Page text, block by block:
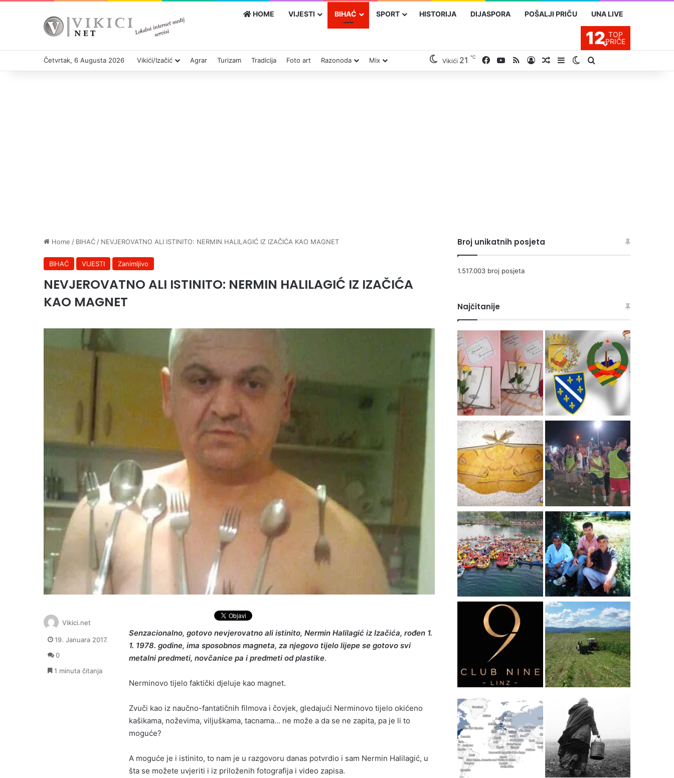
HOME VIJESTI BIHAĆ SPORT HISTORIJA DIJASPORA POŠALJI PRIČU UNA LIVE
12 TOP
PRIČE
Četvrtak, 6 Augusta 2026 Vikići/Izačić Agrar Turizam Tradicija Foto art Razonoda Mix Vikići 21 ℃ Facebook
YouTube
RSS Prijavite se
Slučajan proizvod
SidebarSwitch skin
Home / BIHAĆ / NEVJEROVATNO ALI ISTINITO: NERMIN HALILAGIĆ IZ IZAČIĆA KAO MAGNET
BIHAĆ VIJESTI Zanimljivo
NEVJEROVATNO ALI ISTINITO: NERMIN HALILAGIĆ IZ IZAČIĆA
KAO MAGNET
Senzacionalno, gotovo nevjerovatno ali istinito, Nermin Halilagić iz Izačića, rođen 1.
1. 1978. godine, ima sposobnos magneta, za njegovo tijelo lijepe se gotovo svi
metalni predmeti, novčanice pa i predmeti od plastike.
Nerminovo tijelo faktički djeluje kao magnet.
Zvuči kao iz naučno-fantatičnih filmova i čovjek, gledajući Nerminovo tijelo okićeno
kašikama, noževima, viljuškama, tacnama… ne može a da se ne zapita, pa je li to
moguće?
A moguće je i istinito, to nam je u razgovoru danas potvrdio i sam Nermin Halilagić, u
šta se možete uvjeriti i iz priloženih fotografija i video zapisa.
Vikici.net
19. Januara 2017.
0
1 minuta čitanja
Broj unikatnih posjeta
1.517.003 broj posjeta
Najčitanije